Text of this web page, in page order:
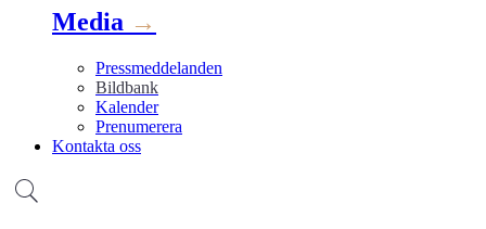
Media →
Pressmeddelanden
Bildbank
Kalender
Prenumerera
Kontakta oss